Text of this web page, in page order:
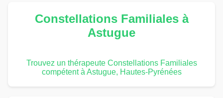
Constellations Familiales à
Astugue
Trouvez un thérapeute Constellations Familiales
compétent à Astugue, Hautes-Pyrénées